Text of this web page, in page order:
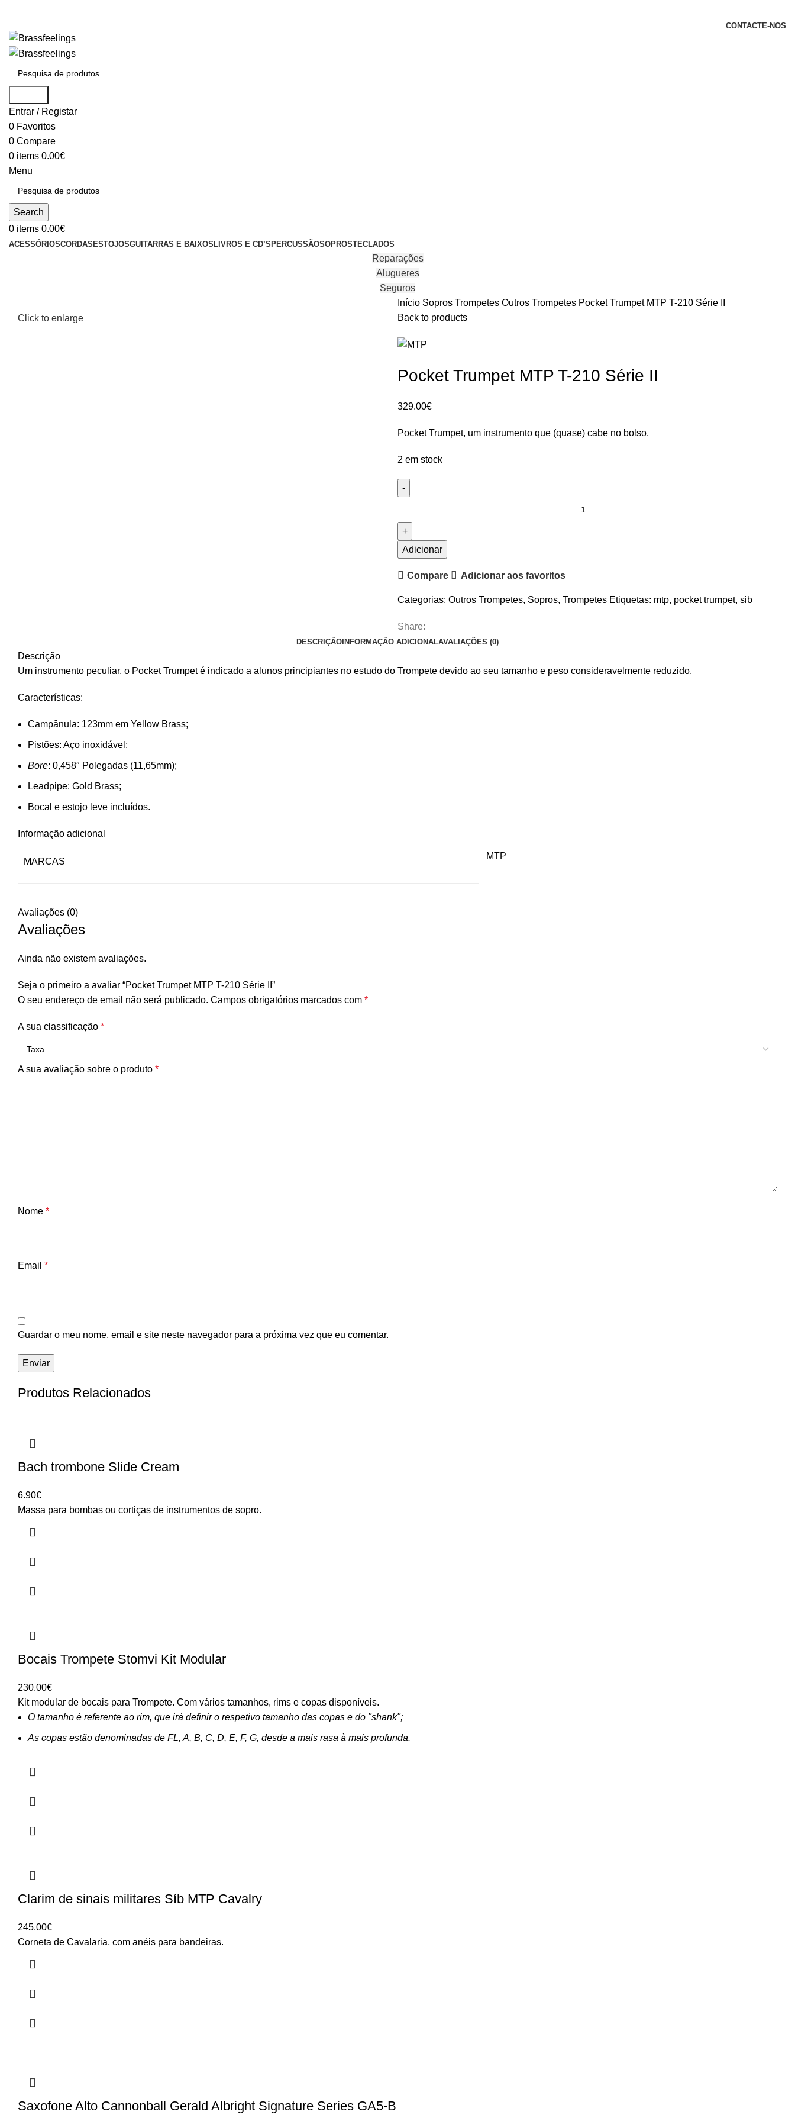
CONTACTE-NOS
Entrar / Registar
0 Favoritos
0 Compare
0 items 0.00€
Menu
Search
0 items 0.00€
ACESSÓRIOSCORDAS ESTOJOSGUITARRAS E BAIXOS LIVROS E CD’S PERCUSSÃOSOPROSTECLADOS
Reparações
Alugueres
Seguros
Click to enlarge
Início Sopros Trompetes Outros Trompetes Pocket Trumpet MTP T-210 Série II
Back to products
Pocket Trumpet MTP T-210 Série II
329.00€
Pocket Trumpet, um instrumento que (quase) cabe no bolso.
2 em stock
Pocket
Trumpet
T-
Série
II
Adicionar
Compare Adicionar aos favoritos
Categorias: Outros Trompetes, Sopros, Trompetes Etiquetas: mtp, pocket trumpet, sib
Share:
DESCRIÇÃO INFORMAÇÃO ADICIONALAVALIAÇÕES (0)
Descrição
Um instrumento peculiar, o Pocket Trumpet é indicado a alunos principiantes no estudo do Trompete devido ao seu tamanho e peso consideravelmente reduzido.
Características:
Campânula: 123mm em Yellow Brass;
Pistões: Aço inoxidável;
Bore: 0,458″ Polegadas (11,65mm);
Leadpipe: Gold Brass;
Bocal e estojo leve incluídos.
Informação adicional
MARCAS
MTP
Avaliações (0)
Avaliações
Ainda não existem avaliações.
Seja o primeiro a avaliar “Pocket Trumpet MTP T-210 Série II”
O seu endereço de email não será publicado. Campos obrigatórios marcados com *
A sua classificação *
A sua avaliação sobre o produto *
Nome *
Email *
Guardar o meu nome, email e site neste navegador para a próxima vez que eu comentar.
Produtos Relacionados
Bach trombone Slide Cream
6.90€
Massa para bombas ou cortiças de instrumentos de sopro.
Bocais Trompete Stomvi Kit Modular
230.00€
Kit modular de bocais para Trompete. Com vários tamanhos, rims e copas disponíveis.
O tamanho é referente ao rim, que irá definir o respetivo tamanho das copas e do "shank";
As copas estão denominadas de FL, A, B, C, D, E, F, G, desde a mais rasa à mais profunda.
Clarim de sinais militares Síb MTP Cavalry
245.00€
Corneta de Cavalaria, com anéis para bandeiras.
Saxofone Alto Cannonball Gerald Albright Signature Series GA5-B